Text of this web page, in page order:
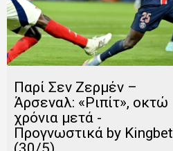
Παρί Σεν Ζερμέν –
Άρσεναλ: «Ριπίτ», οκτώ
χρόνια μετά -
Προγνωστικά by Kingbet